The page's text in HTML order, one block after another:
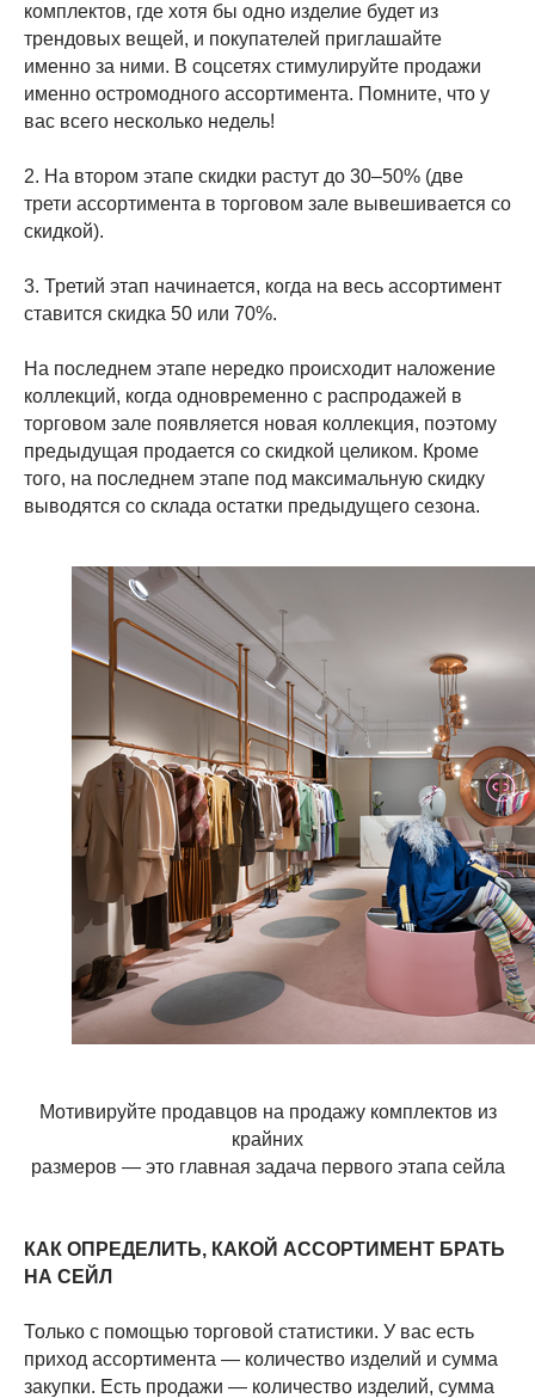
комплектов, где хотя бы одно изделие будет из
трендовых вещей, и покупателей приглашайте
именно за ними. В соцсетях стимулируйте продажи
именно остромодного ассортимента. Помните, что у
вас всего несколько недель!
2. На втором этапе скидки растут до 30–50% (две
трети ассортимента в торговом зале вывешивается со
скидкой).
3. Третий этап начинается, когда на весь ассортимент
ставится скидка 50 или 70%.
На последнем этапе нередко происходит наложение
коллекций, когда одновременно с распродажей в
торговом зале появляется новая коллекция, поэтому
предыдущая продается со скидкой целиком. Кроме
того, на последнем этапе под максимальную скидку
выводятся со склада остатки предыдущего сезона.
Мотивируйте продавцов на продажу комплектов из
крайних
размеров — это главная задача первого этапа сейла
КАК ОПРЕДЕЛИТЬ, КАКОЙ АССОРТИМЕНТ БРАТЬ
НА СЕЙЛ
Только с помощью торговой статистики. У вас есть
приход ассортимента — количество изделий и сумма
закупки. Есть продажи — количество изделий, сумма